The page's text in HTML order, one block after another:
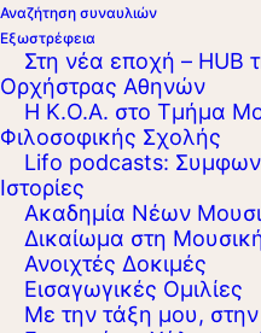
Αναζήτηση συναυλιών
Εξωστρέφεια
Στη νέα εποχή – HUB
Ορχήστρας Αθηνών
Η Κ.Ο.Α. στο Τμήμα
Φιλοσοφικής Σχολής
Lifo podcasts:
Ιστορίες
Ακαδημία Νέων
Δικαίωμα στη
Ανοιχτές Δοκιμές
Εισαγωγικές Ομιλίες
Με την τάξη μου,